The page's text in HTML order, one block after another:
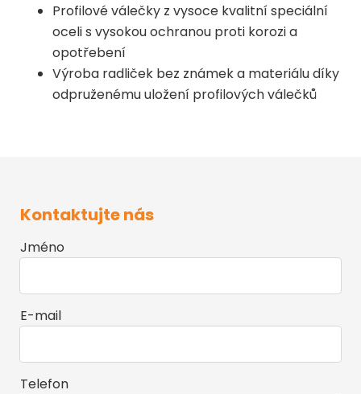
Profilové válečky z vysoce kvalitní speciální
oceli s vysokou ochranou proti korozi a
opotřebení
Výroba radliček bez známek a materiálu díky
odpruženému uložení profilových válečků
Kontaktujte nás
Jméno
E-mail
Telefon